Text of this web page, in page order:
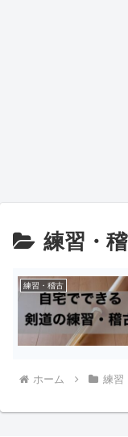
練習・
練習・稽古
ホーム 練習